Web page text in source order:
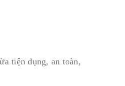
tiện dụng, an toàn,